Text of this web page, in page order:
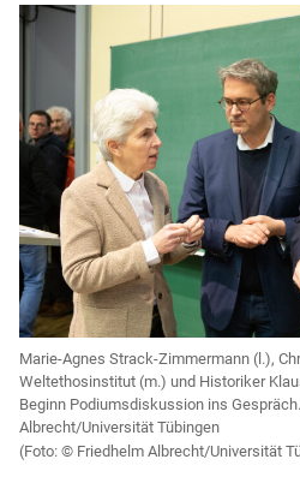
Marie-Agnes Strack-Zimmermann (l.),
Weltethosinstitut (m.) und Historiker
Beginn Podiumsdiskussion ins
Albrecht/Universität Tübingen
Friedhelm Albrecht/Universität